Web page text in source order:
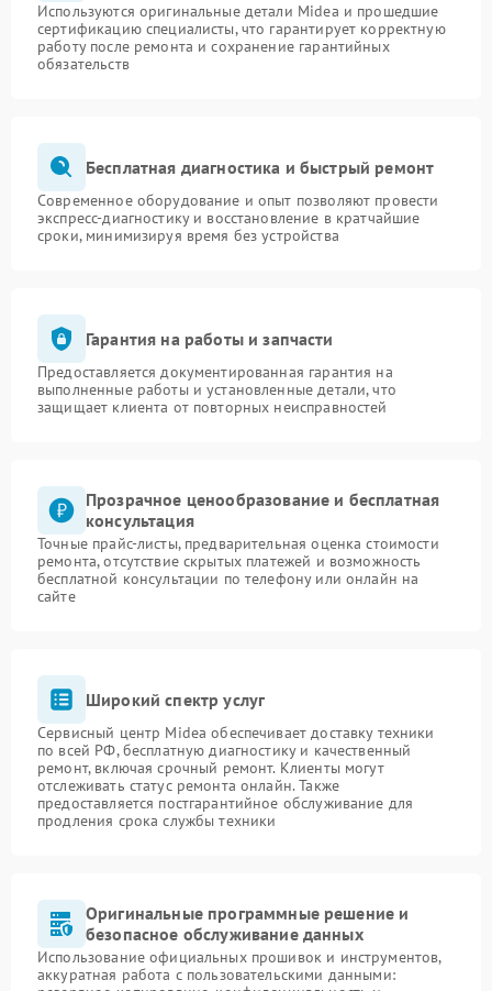
Используются оригинальные детали Midea и прошедшие
сертификацию специалисты, что гарантирует корректную
работу после ремонта и сохранение гарантийных
обязательств
Бесплатная диагностика и быстрый ремонт
Современное оборудование и опыт позволяют провести
экспресс-диагностику и восстановление в кратчайшие
сроки, минимизируя время без устройства
Гарантия на работы и запчасти
Предоставляется документированная гарантия на
выполненные работы и установленные детали, что
защищает клиента от повторных неисправностей
Прозрачное ценообразование и бесплатная
консультация
Точные прайс-листы, предварительная оценка стоимости
ремонта, отсутствие скрытых платежей и возможность
бесплатной консультации по телефону или онлайн на
сайте
Широкий спектр услуг
Сервисный центр Midea обеспечивает доставку техники
по всей РФ, бесплатную диагностику и качественный
ремонт, включая срочный ремонт. Клиенты могут
отслеживать статус ремонта онлайн. Также
предоставляется постгарантийное обслуживание для
продления срока службы техники
Оригинальные программные решение и
безопасное обслуживание данных
Использование официальных прошивок и инструментов,
аккуратная работа с пользовательскими данными: